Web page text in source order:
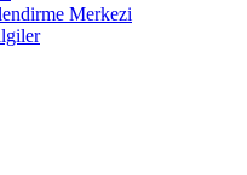
Merkezi